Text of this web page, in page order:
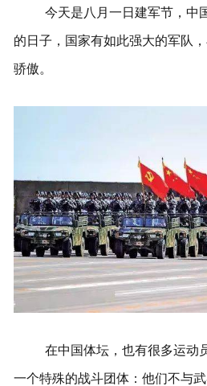
今天是八月一日建军节，中
的日子，国家有如此强大的军队
骄傲。
在中国体坛，也有很多运动
一个特殊的战斗团体：他们不与